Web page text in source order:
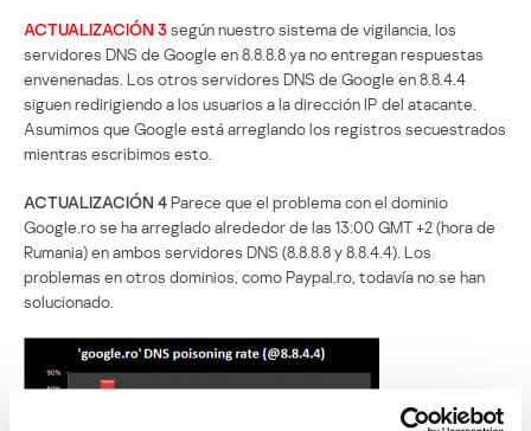
ACTUALIZACIÓN 3según nuestro sistema de vigilancia, los
servidores DNS de Google en 8.8.8.8 ya no entregan respuestas
envenenadas. Los otros servidores DNS de Google en 8.8.4.4
siguen redirigiendo a los usuarios a la dirección IP del atacante.
Asumimos que Google está arreglando los registros secuestrados
mientras escribimos esto.
ACTUALIZACIÓN 4Parece que el problema con el dominio
Google.ro se ha arreglado alrededor de las 13:00 GMT +2 (hora de
Rumania) en ambos servidores DNS (8.8.8.8 y 8.8.4.4). Los
problemas en otros dominios, como Paypal.ro, todavía no se han
solucionado.